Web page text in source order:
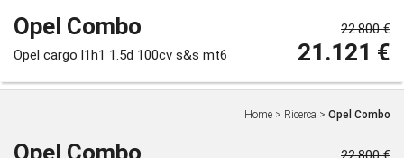
Home > Ricerca > Opel Combo
Opel Combo
Opel Combo
Opel cargo l1h1 1.5d 100cv s&s mt6
22.800 €
21.121 €